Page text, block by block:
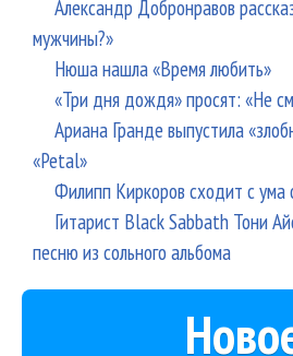
Александр Добронравов
мужчины?»
Нюша нашла «Время любить»
«Три дня дождя» просят: «Не
Ариана Гранде выпустила
«Petal»
Филипп Киркоров сходит с ума
Гитарист Black Sabbath Тони
песню из сольного альбома